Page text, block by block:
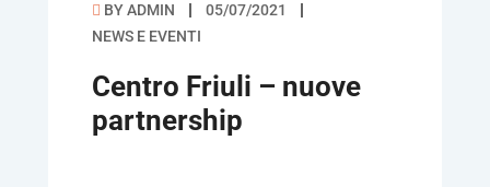
BYADMIN
05/07/2021
NEWS E EVENTI
Centro Friuli – nuove
partnership